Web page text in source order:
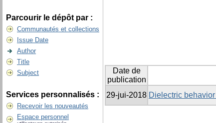
Parcourir le dépôt par :
Communautés et collections
Issue Date
Author
Title
Subject
Services personnalisés :
Recevoir les nouveautés
Espace personnel
Date de
publication
29-jui-2018 Dielectric